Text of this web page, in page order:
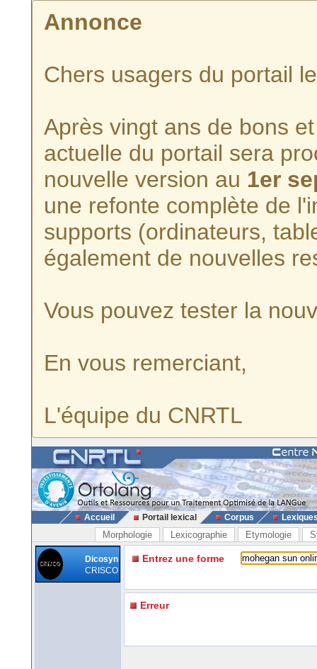
Annonce
Chers usagers du portail
Après vingt ans de bons
actuelle du portail sera
nouvelle version au 1er
une refonte complète de
supports (ordinateurs,
également de nouvelles
Vous pouvez tester la
En vous remerciant,
L'équipe du CNRTL
Accueil Portail lexical Corpus
Morphologie Lexicographie Etymologie
Dicosyn
CRISCO
Entrez une forme
Erreur